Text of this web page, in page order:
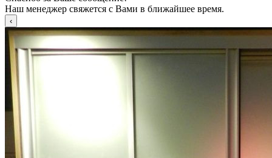
Наш менеджер свяжется с Вами в ближайшее время.